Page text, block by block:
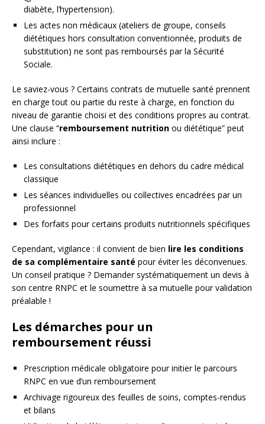
diabète, l’hypertension).
Les actes non médicaux (ateliers de groupe, conseils
diététiques hors consultation conventionnée, produits de
substitution) ne sont pas remboursés par la Sécurité
Sociale.
Le saviez-vous ? Certains contrats de mutuelle santé prennent
en charge tout ou partie du reste à charge, en fonction du
niveau de garantie choisi et des conditions propres au contrat.
Une clause “remboursement nutrition ou diététique” peut
ainsi inclure :
Les consultations diététiques en dehors du cadre médical
classique
Les séances individuelles ou collectives encadrées par un
professionnel
Des forfaits pour certains produits nutritionnels spécifiques
Cependant, vigilance : il convient de bien lire les conditions
de sa complémentaire santé pour éviter les déconvenues.
Un conseil pratique ? Demander systématiquement un devis à
son centre RNPC et le soumettre à sa mutuelle pour validation
préalable !
Les démarches pour un
remboursement réussi
Prescription médicale obligatoire pour initier le parcours
RNPC en vue d’un remboursement
Archivage rigoureux des feuilles de soins, comptes-rendus
et bilans